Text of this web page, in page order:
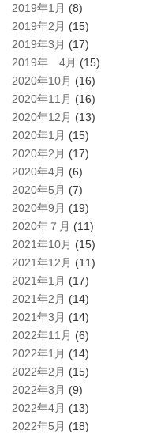
2019年1月 (8)
2019年2月 (15)
2019年3月 (17)
2019年 4月 (15)
2020年10月 (16)
2020年11月 (16)
2020年12月 (13)
2020年1月 (15)
2020年2月 (17)
2020年4月 (6)
2020年5月 (7)
2020年9月 (19)
2020年７月 (11)
2021年10月 (15)
2021年12月 (11)
2021年1月 (17)
2021年2月 (14)
2021年3月 (14)
2022年11月 (6)
2022年1月 (14)
2022年2月 (15)
2022年3月 (9)
2022年4月 (13)
2022年5月 (18)